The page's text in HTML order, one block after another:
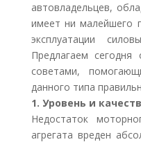
автовладельцев,
имеет ни малейшего
эксплуатации
Предлагаем сегодня
советами,
данного типа
1. Уровень и
Недостаток
агрегата вреден